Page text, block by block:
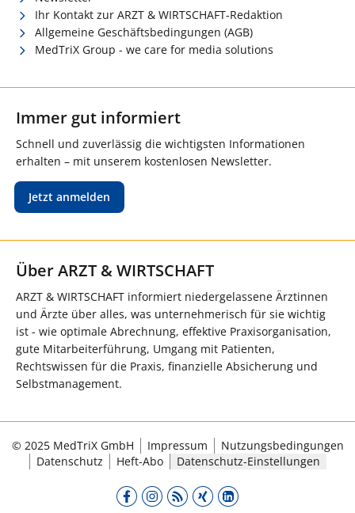
Ihr Kontakt zur ARZT & WIRTSCHAFT-Redaktion
Allgemeine Geschäftsbedingungen (AGB)
MedTriX Group - we care for media solutions
Immer gut informiert
Schnell und zuverlässig die wichtigsten Informationen
erhalten – mit unserem kostenlosen Newsletter.
Jetzt anmelden
Über ARZT & WIRTSCHAFT
ARZT & WIRTSCHAFT informiert niedergelassene Ärztinnen
und Ärzte über alles, was unternehmerisch für sie wichtig
ist - wie optimale Abrechnung, effektive Praxisorganisation,
gute Mitarbeiterführung, Umgang mit Patienten,
Rechtswissen für die Praxis, finanzielle Absicherung und
Selbstmanagement.
© 2025 MedTriX GmbH Impressum
Nutzungsbedingungen
Datenschutz
Heft-Abo Datenschutz-Einstellungen